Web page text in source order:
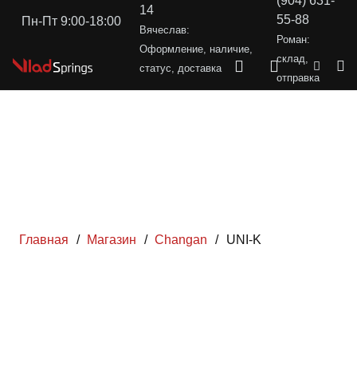
Пн-Пт 9:00-18:00
14
Вячеслав:
Оформление, наличие,
статус, доставка
55-88
Роман:
склад,
отправка
Главная / Магазин / Changan / UNI-K